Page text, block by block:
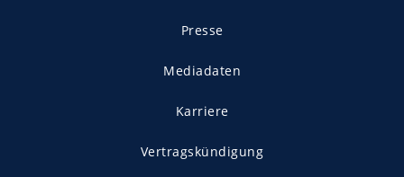
Presse
Mediadaten
Karriere
Vertragskündigung